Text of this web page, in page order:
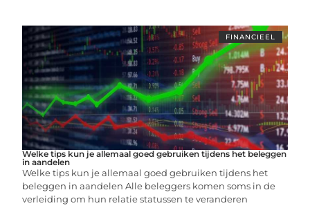
FINANCIEEL
Welke tips kun je allemaal goed gebruiken tijdens het beleggen
in aandelen
Welke tips kun je allemaal goed gebruiken tijdens het
beleggen in aandelen Alle beleggers komen soms in de
verleiding om hun relatie statussen te veranderen